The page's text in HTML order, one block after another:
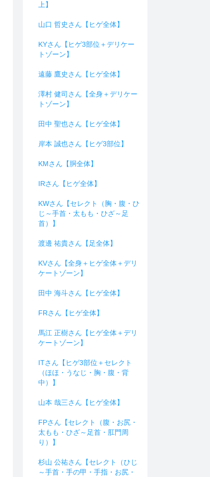
上】
山口 哲史さん【ヒゲ全体】
KYさん【ヒゲ3部位＋デリケー
トゾーン】
遠藤 鷹史さん【ヒゲ全体】
澤村 健司さん【全身＋デリケー
トゾーン】
田中 聖也さん【ヒゲ全体】
岸本 誠也さん【ヒゲ3部位】
KMさん【胴全体】
IRさん【ヒゲ全体】
KWさん【セレクト（胸・腹・ひ
じ～手首・太もも・ひざ～足
首）】
渡邊 祐貴さん【足全体】
KVさん【全身＋ヒゲ全体＋デリ
ケートゾーン】
田中 海斗さん【ヒゲ全体】
FRさん【ヒゲ全体】
馬江 正樹さん【ヒゲ全体＋デリ
ケートゾーン】
ITさん【ヒゲ3部位＋セレクト
（ほほ・うなじ・胸・腹・背
中）】
山本 哉三さん【ヒゲ全体】
FPさん【セレクト（腹・お尻・
太もも・ひざ～足首・肛門周
り）】
杉山 公祐さん【セレクト（ひじ
～手首・手の甲・手指・お尻・